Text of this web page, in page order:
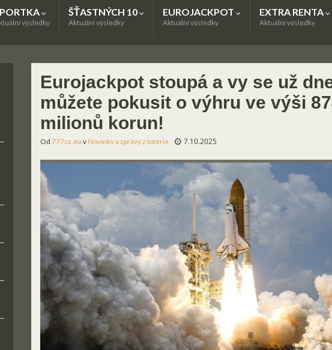
výsledky
ŠŤASTNÝCH 10
Aktuální výsledky
EUROJACKPOT
Aktuální výsledky
EXTRA RENTA
Aktuální výsledky
Eurojackpot stoupá a vy se už
můžete pokusit o výhru ve výši
milionů korun!
Od 777cz.eu vNovinky a zprávy z loterie 7.10.2025